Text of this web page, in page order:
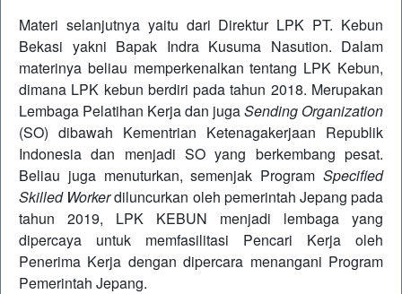
Materi selanjutnya yaitu dari Direktur LPK PT. Kebun
Bekasi yakni Bapak Indra Kusuma Nasution. Dalam
materinya beliau memperkenalkan tentang LPK Kebun,
dimana LPK kebun berdiri pada tahun 2018. Merupakan
Lembaga Pelatihan Kerja dan jugaSending Organization
(SO) dibawah Kementrian Ketenagakerjaan Republik
Indonesia dan menjadi SO yang berkembang pesat.
Beliau juga menuturkan, semenjak Program Specified
Skilled Workerdiluncurkan oleh pemerintah Jepang pada
tahun 2019, LPK KEBUN menjadi lembaga yang
dipercaya untuk memfasilitasi Pencari Kerja oleh
Penerima Kerja dengan dipercara menangani Program
Pemerintah Jepang.